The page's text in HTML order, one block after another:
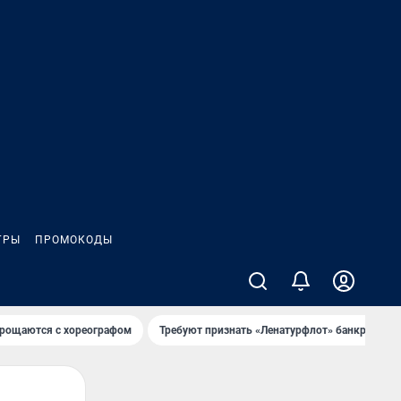
ПРОМОКОДЫ
с хореографом Требуют признать «Ленатурфлот» банкротом